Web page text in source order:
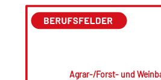
Agrar-/Forst- und